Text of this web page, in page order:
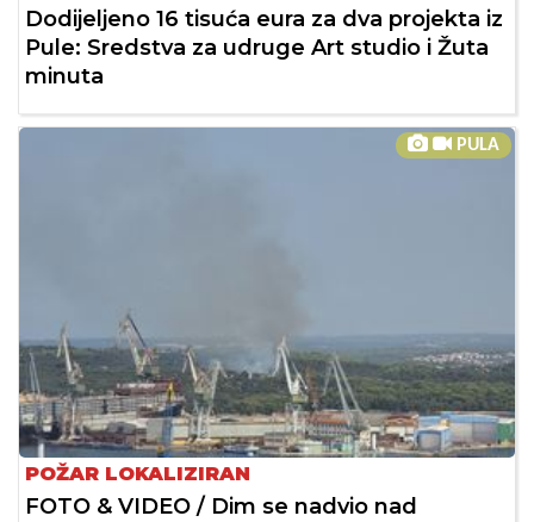
Dodijeljeno 16 tisuća eura za dva projekta iz
Pule: Sredstva za udruge Art studio i Žuta
minuta
PULA
POŽAR LOKALIZIRAN
FOTO & VIDEO / Dim se nadvio nad